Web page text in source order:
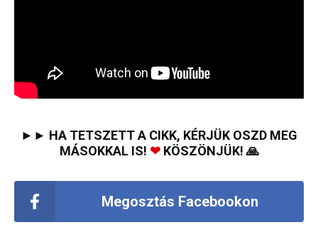
►► HA TETSZETT A CIKK, KÉRJÜK OSZD MEG
MÁSOKKAL IS! ❤KÖSZÖNJÜK! 🙏
Megosztás Facebookon